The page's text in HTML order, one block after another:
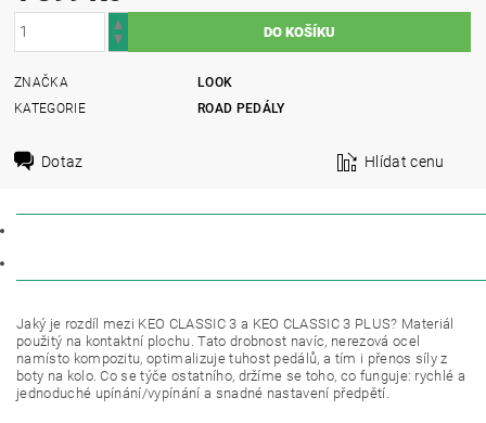
ZNAČKA
LOOK
KATEGORIE
ROAD PEDÁLY
Dotaz Hlídat cenu
Jaký je rozdíl mezi KEO CLASSIC 3 a KEO CLASSIC 3 PLUS? Materiál
použitý na kontaktní plochu. Tato drobnost navíc, nerezová ocel
namísto kompozitu, optimalizuje tuhost pedálů, a tím i přenos síly z
boty na kolo. Co se týče ostatního, držíme se toho, co funguje: rychlé a
jednoduché upínání/vypínání a snadné nastavení předpětí.